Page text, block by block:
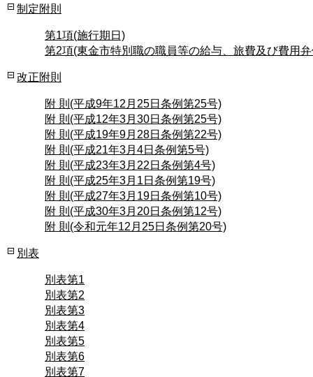
制定附則
第1項(施行期日)
第2項(東金市特別職の職員等の給与、旅費及び費用
改正附則
附 則(平成9年12月25日条例第25号)
附 則(平成12年3月30日条例第25号)
附 則(平成19年9月28日条例第22号)
附 則(平成21年3月4日条例第5号)
附 則(平成23年3月22日条例第4号)
附 則(平成25年3月1日条例第19号)
附 則(平成27年3月19日条例第10号)
附 則(平成30年3月20日条例第12号)
附 則(令和元年12月25日条例第20号)
別表
別表第1
別表第2
別表第3
別表第4
別表第5
別表第6
別表第7